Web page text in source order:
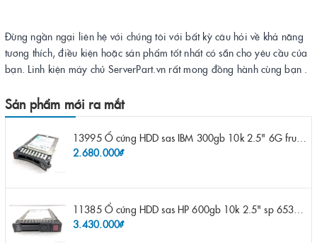
Đừng ngần ngại liên hệ với chúng tôi với bất kỳ câu hỏi về khả năng
tương thích, điều kiện hoặc sản phẩm tốt nhất có sẵn cho yêu cầu của
bạn. Linh kiện máy chủ ServerPart.vn rất mong đồng hành cùng bạn .
Sản phẩm mới ra mắt
2.680.000₫
3.430.000₫